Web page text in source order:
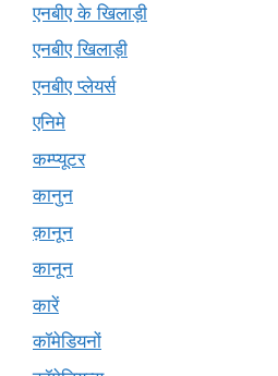
एनबीए के खिलाड़ी
एनबीए खिलाड़ी
एनबीए प्लेयर्स
एनिमे
कम्प्यूटर
कानुन
क़ानून
कानून
कारें
कॉमेडियनों